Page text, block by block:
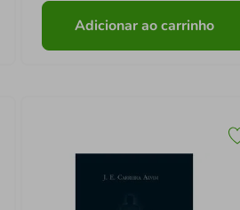
Adicionar ao carrinho